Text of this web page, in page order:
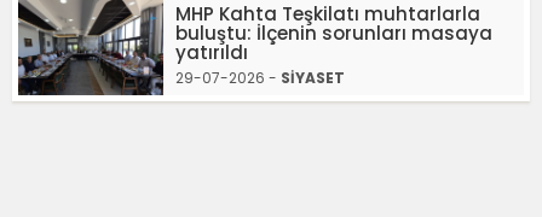
MHP Kahta Teşkilatı muhtarlarla
buluştu: İlçenin sorunları masaya
yatırıldı
29-07-2026 - SİYASET